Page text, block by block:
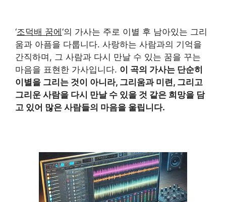
‘조덕배 꿈에‘의 가사는 주로 이별 후 남아있는 그리
움과 아픔을 다룹니다. 사랑하는 사람과의 기억을
간직하며, 그 사람과 다시 만날 수 있는 꿈을 꾸는
마음을 표현한 가사입니다. 이 곡의 가사는 단순히
이별을 그리는 것이 아니라, 그리움과 미련, 그리고
그리운 사람을 다시 만날 수 있을 것 같은 희망을 담
고 있어 많은 사람들의 마음을 울립니다.